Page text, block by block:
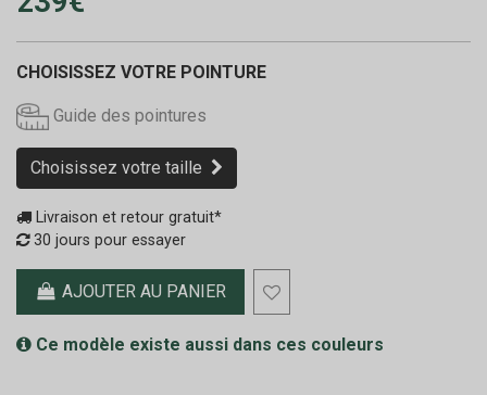
CHOISISSEZ VOTRE POINTURE
Guide des pointures
Choisissez votre taille
Livraison et retour gratuit*
30 jours pour essayer
AJOUTER AU PANIER
Ce modèle existe aussi dans ces couleurs